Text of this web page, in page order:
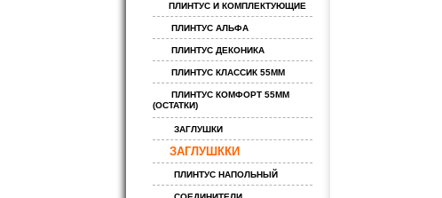
ПЛИНТУС И КОМПЛЕКТУЮЩИЕ
ПЛИНТУС АЛЬФА
ПЛИНТУС ДЕКОНИКА
ПЛИНТУС КЛАССИК 55ММ
ПЛИНТУС КОМФОРТ 55ММ
(ОСТАТКИ)
ЗАГЛУШКИ
ЗАГЛУШККИ
ПЛИНТУС НАПОЛЬНЫЙ